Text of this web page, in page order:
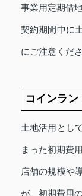
事業用定期借
契約期間中に
にご注意くださ
コインラン
土地活用とし
まった初期費
店舗の規模や
が、初期費用